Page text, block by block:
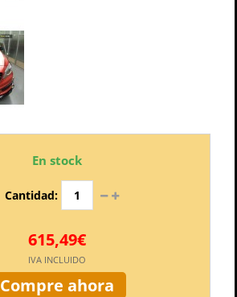
En stock
Cantidad:
615,49€
IVA INCLUIDO
Compre ahora